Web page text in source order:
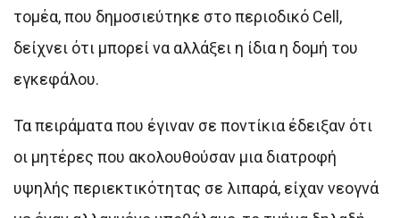
τομέα, που δημοσιεύτηκε στο περιοδικό Cell,
δείχνει ότι μπορεί να αλλάξει η ίδια η δομή του
εγκεφάλου.
Τα πειράματα που έγιναν σε ποντίκια έδειξαν ότι
οι μητέρες που ακολουθούσαν μια διατροφή
υψηλής περιεκτικότητας σε λιπαρά, είχαν νεογνά